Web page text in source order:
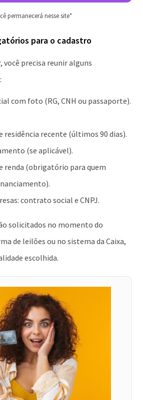
permanecerá nesse site*
para o cadastro
você precisa reunir alguns
com foto (RG, CNH ou passaporte).
residência recente (últimos 90 dias).
(se aplicável).
renda (obrigatório para quem
contrato social e CNPJ.
solicitados no momento do
de leilões ou no sistema da Caixa,
escolhida.